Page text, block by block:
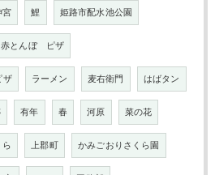
宮 鯉 姫路市配水池公園
とんぼ ピザ
ザ ラーメン 麦右衛門 はばタン
有年 春 河原 菜の花
ら 上郡町 かみごおりさくら園